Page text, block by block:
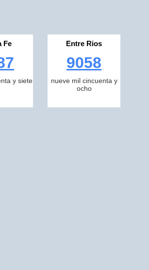
Fe
y siete
Entre Rios
9058
nueve mil cincuenta y
ocho